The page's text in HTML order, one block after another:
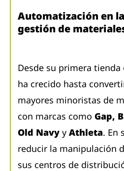
Automatización en la
gestión de
Desde su primera tienda
ha crecido hasta
mayores minoristas de
con marcas como Gap,
Old Navy y Athleta. En
reducir la manipulación
sus centros de